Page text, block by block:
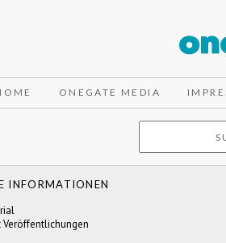
ONEGATE MEDIA
INFORMATIONEN
Veröffentlichungen